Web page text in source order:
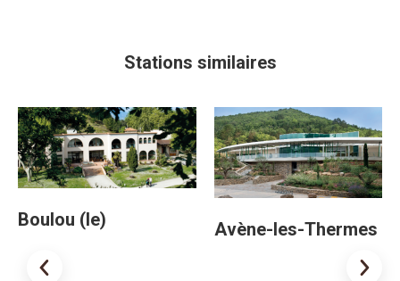
Stations similaires
Boulou (le) Avène-les-Thermes